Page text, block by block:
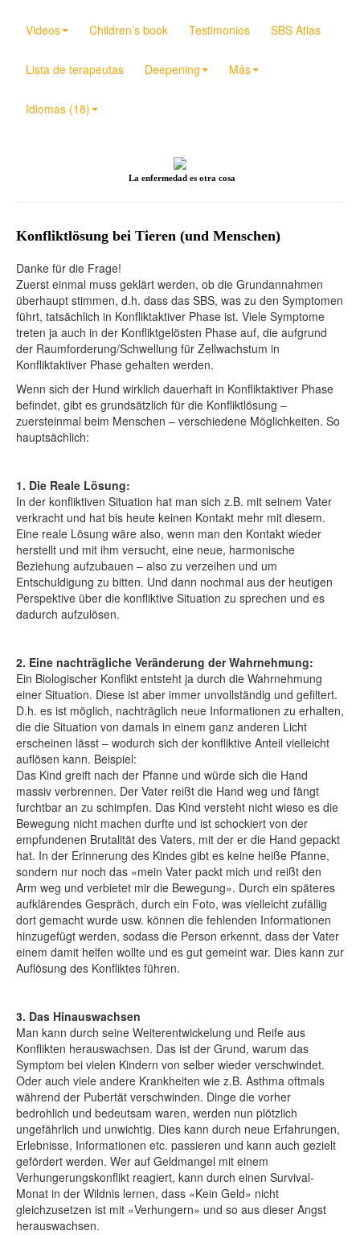
Videos Children’s book Testimonios SBS Atlas
Lista de terapeutas Deepening Más
Idiomas (18)
La enfermedad es otra cosa
Konfliktlösung bei Tieren (und Menschen)
Danke für die Frage!
Zuerst einmal muss geklärt werden, ob die Grundannahmen
überhaupt stimmen, d.h. dass das SBS, was zu den Symptomen
führt, tatsächlich in Konfliktaktiver Phase ist. Viele Symptome
treten ja auch in der Konfliktgelösten Phase auf, die aufgrund
der Raumforderung/Schwellung für Zellwachstum in
Konfliktaktiver Phase gehalten werden.
Wenn sich der Hund wirklich dauerhaft in Konfliktaktiver Phase
befindet, gibt es grundsätzlich für die Konfliktlösung –
zuersteinmal beim Menschen – verschiedene Möglichkeiten. So
hauptsächlich:
1. Die Reale Lösung:
In der konfliktiven Situation hat man sich z.B. mit seinem Vater
verkracht und hat bis heute keinen Kontakt mehr mit diesem.
Eine reale Lösung wäre also, wenn man den Kontakt wieder
herstellt und mit ihm versucht, eine neue, harmonische
Beziehung aufzubauen – also zu verzeihen und um
Entschuldigung zu bitten. Und dann nochmal aus der heutigen
Perspektive über die konfliktive Situation zu sprechen und es
dadurch aufzulösen.
2. Eine nachträgliche Veränderung der Wahrnehmung:
Ein Biologischer Konflikt entsteht ja durch die Wahrnehmung
einer Situation. Diese ist aber immer unvollständig und gefiltert.
D.h. es ist möglich, nachträglich neue Informationen zu erhalten,
die die Situation von damals in einem ganz anderen Licht
erscheinen lässt – wodurch sich der konfliktive Anteil vielleicht
auflösen kann. Beispiel:
Das Kind greift nach der Pfanne und würde sich die Hand
massiv verbrennen. Der Vater reißt die Hand weg und fängt
furchtbar an zu schimpfen. Das Kind versteht nicht wieso es die
Bewegung nicht machen durfte und ist schockiert von der
empfundenen Brutalität des Vaters, mit der er die Hand gepackt
hat. In der Erinnerung des Kindes gibt es keine heiße Pfanne,
sondern nur noch das «mein Vater packt mich und reißt den
Arm weg und verbietet mir die Bewegung». Durch ein späteres
aufklärendes Gespräch, durch ein Foto, was vielleicht zufällig
dort gemacht wurde usw. können die fehlenden Informationen
hinzugefügt werden, sodass die Person erkennt, dass der Vater
einem damit helfen wollte und es gut gemeint war. Dies kann zur
Auflösung des Konfliktes führen.
3. Das Hinauswachsen
Man kann durch seine Weiterentwickelung und Reife aus
Konflikten herauswachsen. Das ist der Grund, warum das
Symptom bei vielen Kindern von selber wieder verschwindet.
Oder auch viele andere Krankheiten wie z.B. Asthma oftmals
während der Pubertät verschwinden. Dinge die vorher
bedrohlich und bedeutsam waren, werden nun plötzlich
ungefährlich und unwichtig. Dies kann durch neue Erfahrungen,
Erlebnisse, Informationen etc. passieren und kann auch gezielt
gefördert werden. Wer auf Geldmangel mit einem
Verhungerungskonflikt reagiert, kann durch einen Survival-
Monat in der Wildnis lernen, dass «Kein Geld» nicht
gleichzusetzen ist mit «Verhungern» und so aus dieser Angst
herauswachsen.